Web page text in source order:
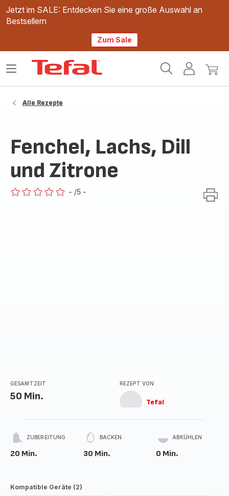
Jetzt im SALE: Entdecken Sie eine große Auswahl an
Bestsellern
Zum Sale
Mein
Mein
Das
Alle Rezepte
Fenchel, Lachs, Dill
und Zitrone
- /5 -
GESAMTZEIT
50 Min.
REZEPT VON
Tefal
ZUBEREITUNG
20 Min.
BACKEN
30 Min.
ABKÜHLEN
0 Min.
Kompatible Geräte (2)